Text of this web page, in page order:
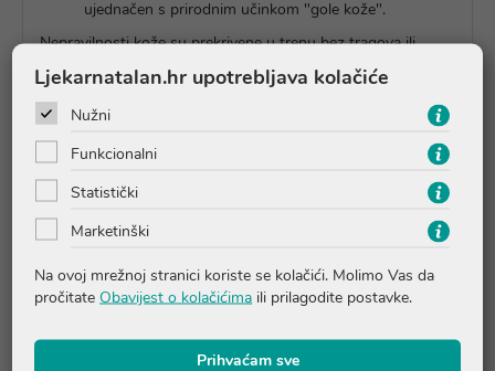
ujednačen s prirodnim učinkom "gole kože".
Nepravilnosti kože su prekrivene u trenu bez tragova ili
grudica. Ten je ravnomjeran i sjajan, koža je elastična i
izgleda prirodno, prati je osjećaj ugode. Bez efekta maske.
Njegova hipoalergena formula visoke tolerancije ispitana je
pod dermatološkim nadzorom na osjetljivoj koži.
Nekomedogeno, SPF 28.
24-satna hidratacija.
Upute o proizvodu
Ljekarnatalan.hr upotrebljava kolačiće
Nužni
Funkcionalni
Statistički
Marketinški
Na ovoj mrežnoj stranici koriste se kolačići. Molimo Vas da
pročitate Obavijest o kolačićima ili prilagodite postavke.
Prihvaćam sve